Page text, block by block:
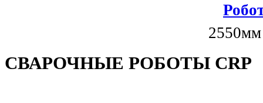
СВАРОЧНЫЕ РОБОТЫ CRP